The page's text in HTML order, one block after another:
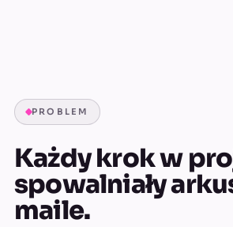
PROBLEM
Każdy krok w
spowalniały
maile.